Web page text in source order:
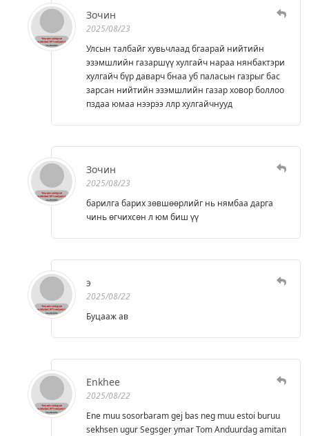
Зочин
2025/08/23
Улсын талбайг хувьчлаад бгаарай нийтийн
эзэмшлийн газаршүү хулгайч нараа нянбактэри
хулгайч бүр даварч бнаа уб паласын газрыг бас
зарсан нийтийн эзэмшлийн газар ховор боллоо
пздаа юмаа нээрээ ллр хулгайчнууд
Зочин
2025/08/23
барилга барих зөвшөөрлийг нь нямбаа дарга
чинь өгчихсөн л юм биш үү
э
2025/08/22
Буцааж ав
Enkhee
2025/08/22
Ene muu sosorbaram gej bas neg muu estoi buruu
sekhsen ugur Segsger ymar Tom Anduurdag amitan